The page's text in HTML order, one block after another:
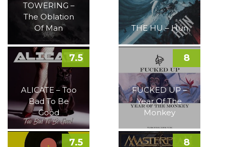
TOWERING –
The Oblation
Of Man
THE HU – Hun
ALICATE – Too
Bad To Be
Good
7.5
FUCKED UP –
Year Of The
Monkey
8
7.5 8